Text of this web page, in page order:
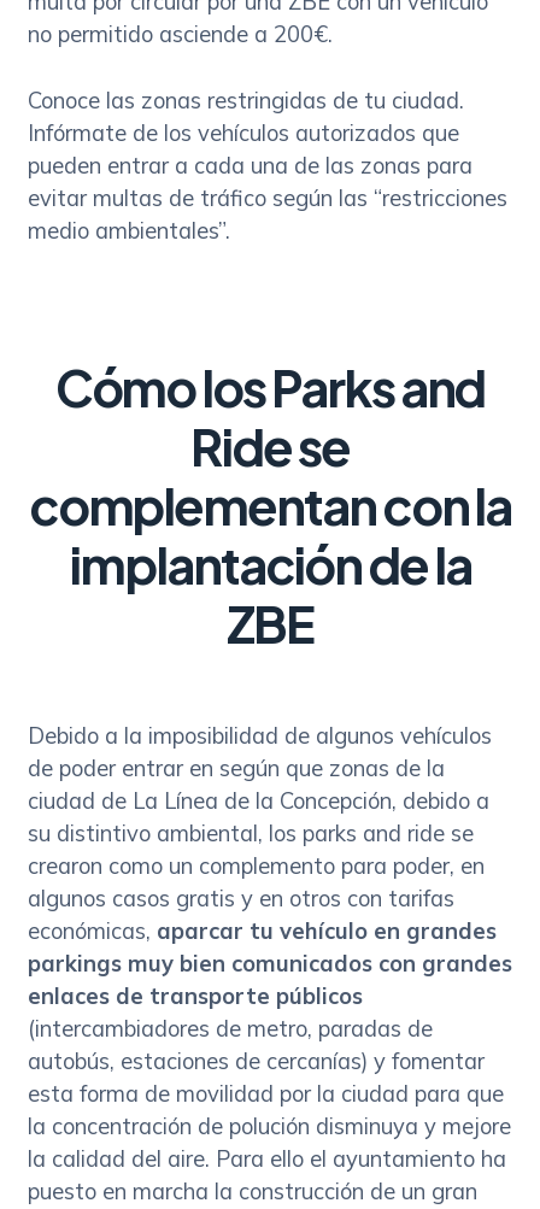
no permitido asciende a 200€.
Conoce las zonas restringidas de tu ciudad.
Infórmate de los vehículos autorizados que
pueden entrar a cada una de las zonas para
evitar multas de tráfico según las “restricciones
medio ambientales”.
Cómo los Parks and
Ride se
complementan con la
implantación de la
ZBE
Debido a la imposibilidad de algunos vehículos
de poder entrar en según que zonas de la
ciudad de La Línea de la Concepción, debido a
su distintivo ambiental, los parks and ride se
crearon como un complemento para poder, en
algunos casos gratis y en otros con tarifas
económicas, aparcar tu vehículo en grandes
parkings muy bien comunicados con grandes
enlaces de transporte públicos
(intercambiadores de metro, paradas de
autobús, estaciones de cercanías) y fomentar
esta forma de movilidad por la ciudad para que
la concentración de polución disminuya y mejore
la calidad del aire. Para ello el ayuntamiento ha
puesto en marcha la construcción de un gran